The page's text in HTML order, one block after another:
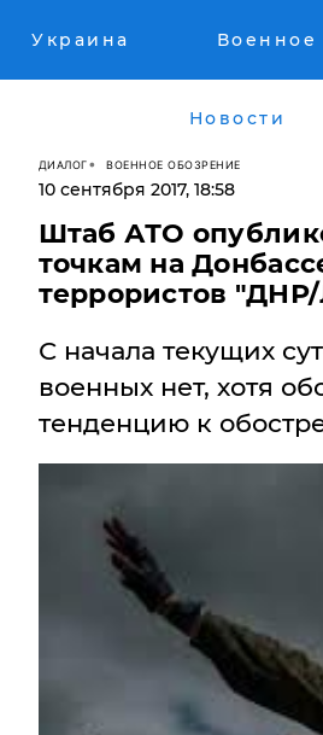
Украина Военное
Новости
ДИАЛОГ ВОЕННОЕ ОБОЗРЕНИЕ
10 сентября 2017, 18:58
Штаб АТО
точкам на
террористов
С начала текущих
военных нет, хотя
тенденцию к